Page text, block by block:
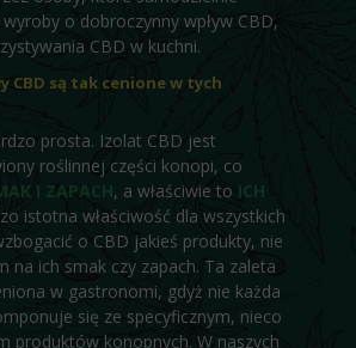
o dobroczynny wpływ CBD,
CBD w kuchni.
CBD są tak cenione w tych
prosta. Izolat CBD jest
roślinnej części konopi, co
I ZAPACH, a właściwie to ICH
istotna właściwość dla wszystkich
o CBD jakieś produkty, nie
na ich smak czy zapach. Ta zaleta
w gastronomi, gdyż nie każda
się ze specyficznym, nieco
produktów konopnych. W naszych